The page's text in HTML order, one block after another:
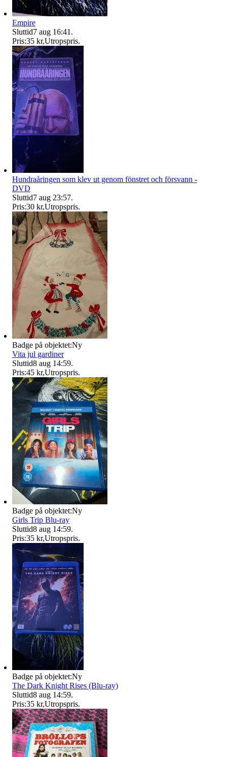
Empire
Sluttid7 aug 16:41 .
Pris:35 kr,Utropspris.
Hundraåringen som klev ut genom fönstret och försvann -
DVD
Sluttid7 aug 23:57.
Pris:30 kr,Utropspris.
Badge på objektet:Ny
Vita jul gardiner
Sluttid8 aug 14:59.
Pris:45 kr,Utropspris.
Badge på objektet:Ny
Girls Trip Blu-ray
Sluttid8 aug 14:59.
Pris:35 kr,Utropspris.
Badge på objektet:Ny
The Dark Knight Rises (Blu-ray)
Sluttid8 aug 14:59.
Pris:35 kr,Utropspris.